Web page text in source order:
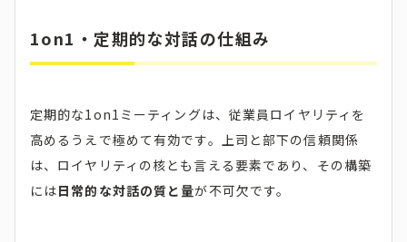
1on1・定期的な対話の仕組み
定期的な1on1ミーティングは、従業員ロイヤリティを
高めるうえで極めて有効です。上司と部下の信頼関係
は、ロイヤリティの核とも言える要素であり、その構築
には日常的な対話の質と量が不可欠です。